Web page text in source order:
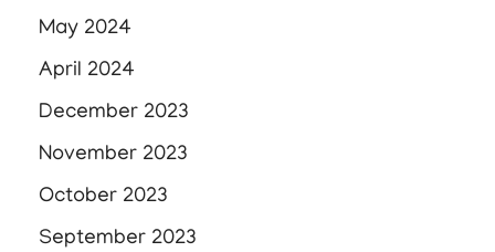
May 2024
April 2024
December 2023
November 2023
October 2023
September 2023